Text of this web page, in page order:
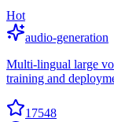
Hot
audio-generation
Multi-lingual large
training and
17548